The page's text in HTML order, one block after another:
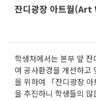
잔디광장 아트월(Art
학생처에서는 본부 앞
여 공사환경을 개선하고
을 위하여 「잔디광장
을 추진하니 학생들의